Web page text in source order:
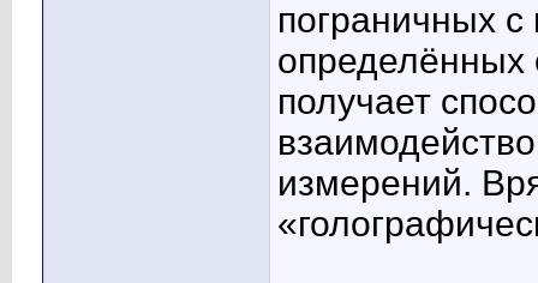
пограничных
определённых
получает
измерений.